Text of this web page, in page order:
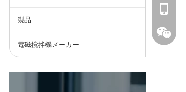
製品
電磁撹拌機メーカー